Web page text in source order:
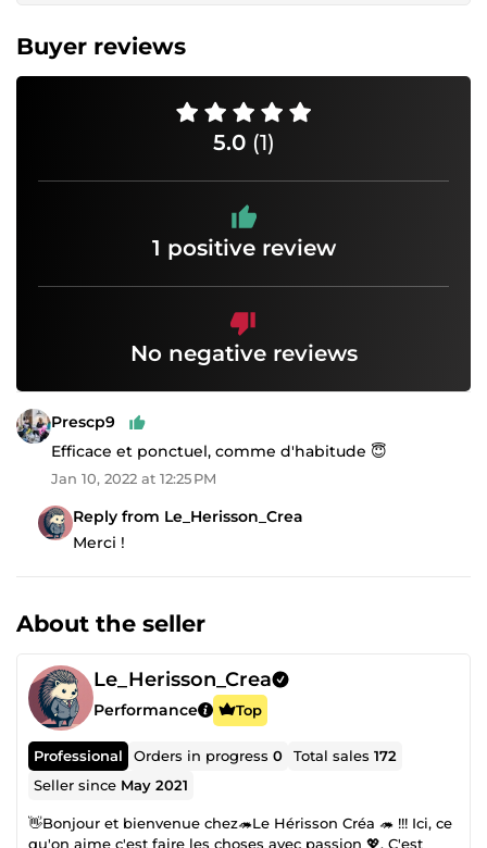
Buyer reviews
5.0 (1)
1 positive review
No negative reviews
Prescp9
Efficace et ponctuel, comme d'habitude 😇
Jan 10, 2022 at 12:25 PM
Reply from Le_Herisson_Crea
Merci !
About the seller
Le_Herisson_Crea
Performance Top
Professional Orders in progress0 Total sales172
Seller since May 2021
👋Bonjour et bienvenue chez🦔Le Hérisson Créa 🦔 !!! Ici, ce
qu'on aime c'est faire les choses avec passion 💖. C'est